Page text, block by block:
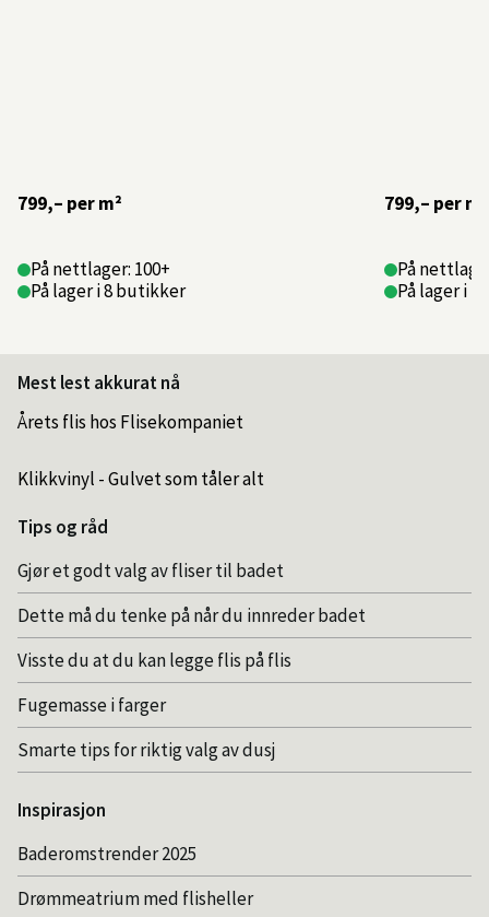
799,– per m²
På nettlager: 100+
På lager i 8 butikker
799,– per m²
På
På lager i
Mest lest akkurat nå
Årets flis hos Flisekompaniet
Klikkvinyl - Gulvet som tåler alt
Tips og råd
Gjør et godt valg av fliser til badet
Dette må du tenke på når du innreder badet
Visste du at du kan legge flis på flis
Fugemasse i farger
Smarte tips for riktig valg av dusj
Inspirasjon
Baderomstrender 2025
Drømmeatrium med flisheller